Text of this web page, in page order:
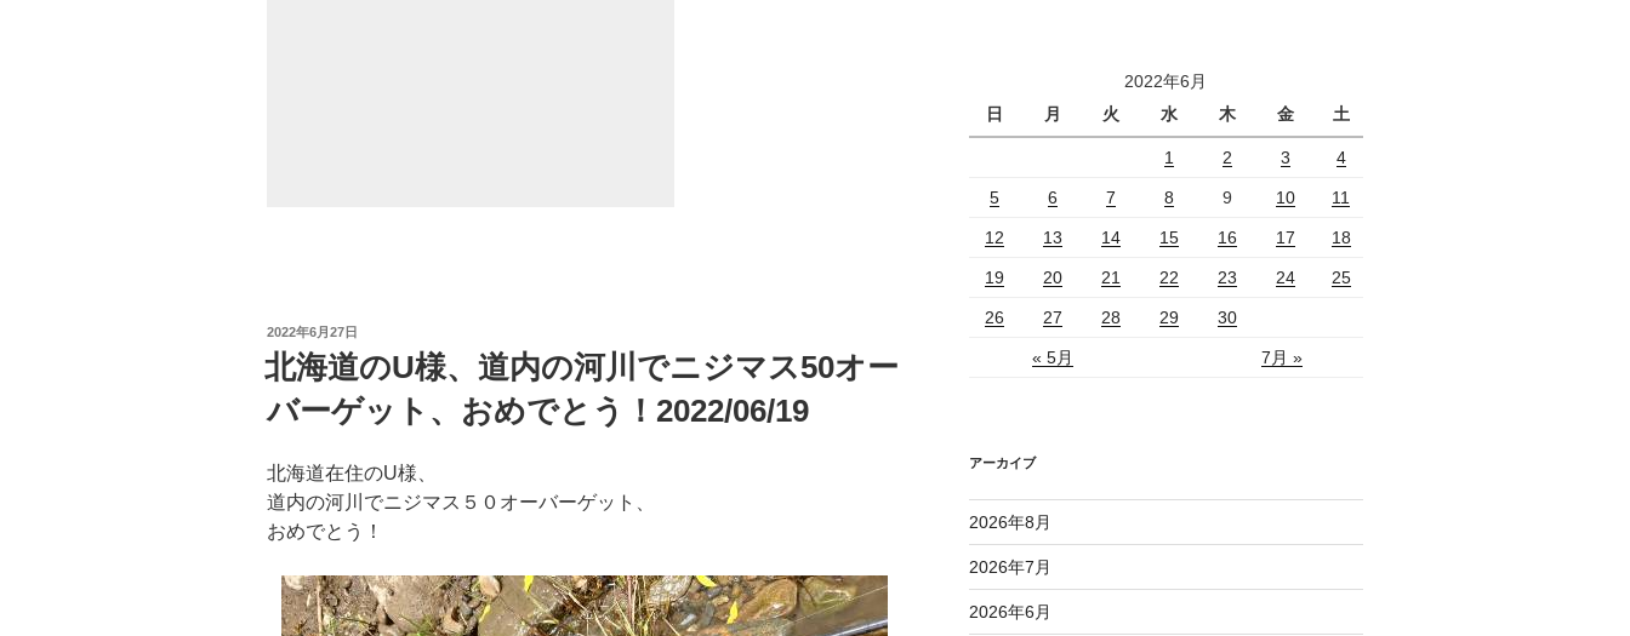
投
稿
日:
2022年6月27日
北海道のU様、道内の河川でニジマス50オー
バーゲット、おめでとう！2022/06/19
北海道在住のU様、
道内の河川でニジマス５０オーバーゲット、
おめでとう！
2022年6月
日
月 火 水 木 金 土
« 5月 7月 »
1 2 3 4
5 6 7 8 9 10 11
12 13 14 15 16 17 18
19 20 21 22 23 24 25
26 27 28 29 30
アーカイブ
2026年8月
2026年7月
2026年6月